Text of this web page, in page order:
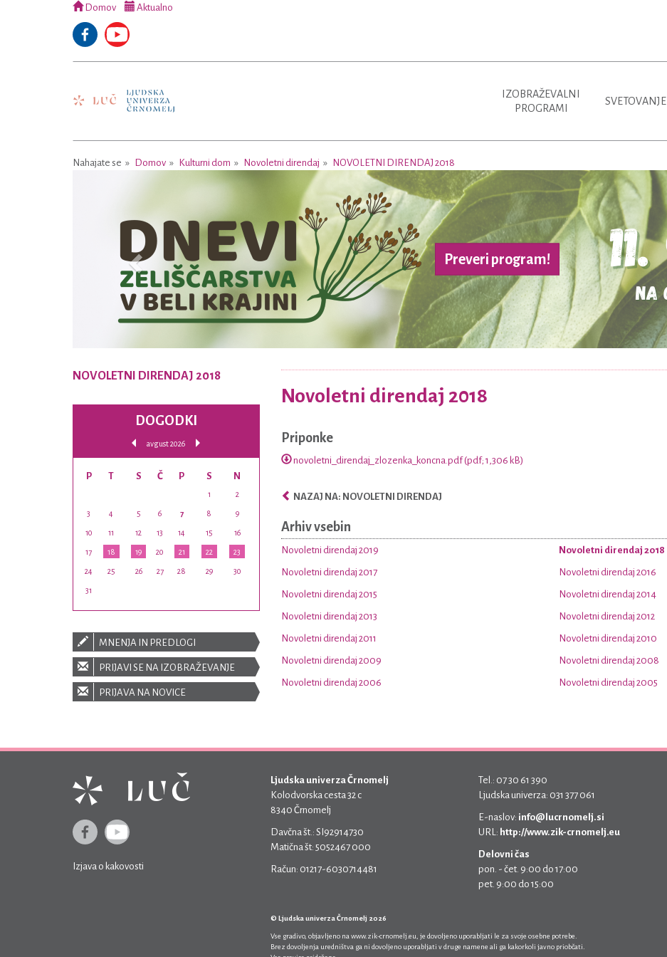
Domov Aktualno
IZOBRAŽEVALNI
PROGRAMI
SVETOVANJE
Nahajate se Domov Kulturni dom Novoletni direndaj NOVOLETNI DIRENDAJ 2018
Preveri program!
Novoletni direndaj 2018
Priponke
novoletni_direndaj_zlozenka_koncna.pdf (pdf; 1,306 kB)
NAZAJ NA: NOVOLETNI DIRENDAJ
Arhiv vsebin
Novoletni direndaj 2019 Novoletni direndaj 2018
Novoletni direndaj 2017 Novoletni direndaj 2016
Novoletni direndaj 2015 Novoletni direndaj 2014
Novoletni direndaj 2013 Novoletni direndaj 2012
Novoletni direndaj 2011 Novoletni direndaj 2010
Novoletni direndaj 2009 Novoletni direndaj 2008
Novoletni direndaj 2006 Novoletni direndaj 2005
NOVOLETNI DIRENDAJ 2018
DOGODKI
avgust 2026
P T S Č P S N
1 2
3 4 5 6 7 8 9
10 11 12 13 14 15 16
17 18 19 20 21 22 23
24 25 26 27 28 29 30
31
MNENJA IN PREDLOGI
PRIJAVI SE NA IZOBRAŽEVANJE
PRIJAVA NA NOVICE
Izjava o kakovosti
Ljudska univerza Črnomelj
Kolodvorska cesta 32 c
8340 Črnomelj
Davčna št.: SI92914730
Matična št: 5052467 000
Račun: 01217-6030714481
Tel.: 07 30 61 390
Ljudska univerza: 031 377 061
E-naslov: info@lucrnomelj.si
URL: http://www.zik-crnomelj.eu
Delovni čas
pon. - čet. 9:00 do 17:00
pet. 9:00 do 15:00
© Ljudska univerza Črnomelj 2026
Vse gradivo, objavljeno na www.zik-crnomelj.eu , je dovoljeno uporabljati le za svoje osebne potrebe.
Brez dovoljenja uredništva ga ni dovoljeno uporabljati v druge namene ali ga kakorkoli javno priobčati.